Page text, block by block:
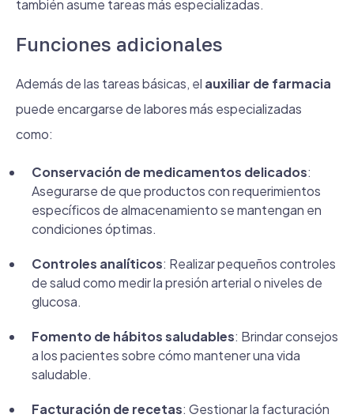
también asume tareas más especializadas.
Funciones adicionales
Además de las tareas básicas, el auxiliar de farmacia
puede encargarse de labores más especializadas
como:
Conservación de medicamentos delicados:
Asegurarse de que productos con requerimientos
específicos de almacenamiento se mantengan en
condiciones óptimas.
Controles analíticos: Realizar pequeños controles
de salud como medir la presión arterial o niveles de
glucosa.
Fomento de hábitos saludables: Brindar consejos
a los pacientes sobre cómo mantener una vida
saludable.
Facturación de recetas: Gestionar la facturación